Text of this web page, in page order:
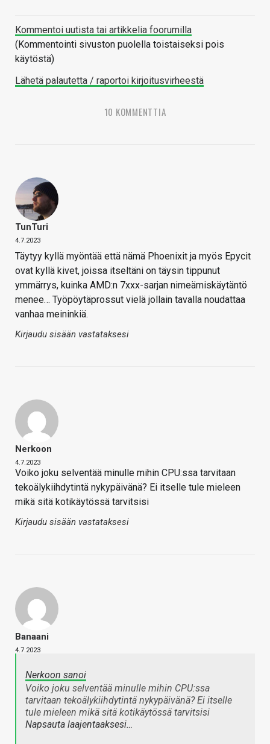
Kommentoi uutista tai artikkelia foorumilla
(Kommentointi sivuston puolella toistaiseksi pois
käytöstä)
Lähetä palautetta / raportoi kirjoitusvirheestä
10 KOMMENTTIA
TunTuri
4.7.2023
Täytyy kyllä myöntää että nämä Phoenixit ja myös Epycit
ovat kyllä kivet, joissa itseltäni on täysin tippunut
ymmärrys, kuinka AMD:n 7xxx-sarjan nimeämiskäytäntö
menee… Työpöytäprossut vielä jollain tavalla noudattaa
vanhaa meininkiä.
Kirjaudu sisään vastataksesi
Nerkoon
4.7.2023
Voiko joku selventää minulle mihin CPU:ssa tarvitaan
tekoälykiihdytintä nykypäivänä? Ei itselle tule mieleen
mikä sitä kotikäytössä tarvitsisi
Kirjaudu sisään vastataksesi
Banaani
4.7.2023
Nerkoon sanoi
Voiko joku selventää minulle mihin CPU:ssa
tarvitaan tekoälykiihdytintä nykypäivänä? Ei itselle
tule mieleen mikä sitä kotikäytössä tarvitsisi
Napsauta laajentaaksesi…